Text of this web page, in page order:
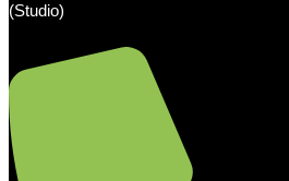
(Studio)